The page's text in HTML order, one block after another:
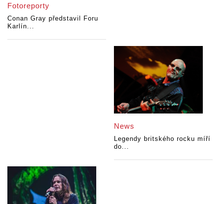
Fotoreporty
Conan Gray představil Foru
Karlín...
News
Legendy britského rocku míří
do...